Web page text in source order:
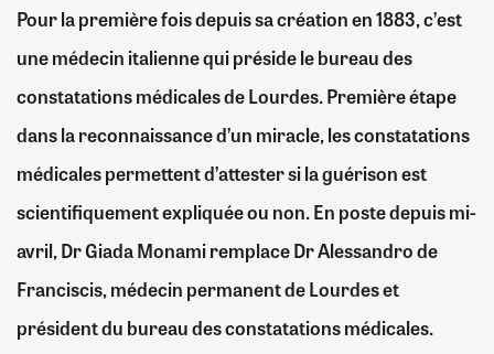
Pour la première fois depuis sa création en 1883, c’est
une médecin italienne qui préside le bureau des
constatations médicales de Lourdes. Première étape
dans la reconnaissance d’un miracle, les constatations
médicales permettent d’attester si la guérison est
scientifiquement expliquée ou non. En poste depuis mi-
avril, Dr Giada Monami remplace Dr Alessandro de
Franciscis, médecin permanent de Lourdes et
président du bureau des constatations médicales.